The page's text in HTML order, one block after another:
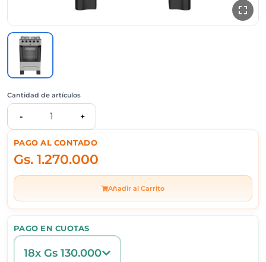
PAGO AL CONTADO
Gs. 1.270.000
Añadir al Carrito
PAGO EN CUOTAS
18x Gs 130.000
Cantidad de artículos
- 1 +